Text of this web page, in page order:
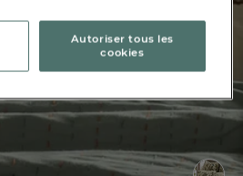
Autoriser tous les
cookies